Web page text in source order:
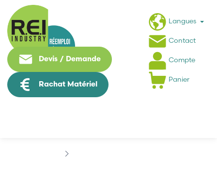
Devis / Demande
Rachat Matériel
Langues
Contact
Compte
Panier